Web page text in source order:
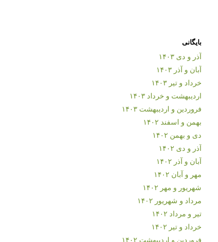
بایگانی
آذر و دی ۱۴۰۳
آبان و آذر ۱۴۰۳
خرداد و تیر ۱۴۰۳
اردیبهشت و خرداد ۱۴۰۳
فروردین و اردیبهشت ۱۴۰۳
بهمن و اسفند ۱۴۰۲
دی و بهمن ۱۴۰۲
آذر و دی ۱۴۰۲
آبان و آذر ۱۴۰۲
مهر و آبان ۱۴۰۲
شهریور و مهر ۱۴۰۲
مرداد و شهریور ۱۴۰۲
تیر و مرداد ۱۴۰۲
خرداد و تیر ۱۴۰۲
فروردین و اردیبهشت ۱۴۰۲